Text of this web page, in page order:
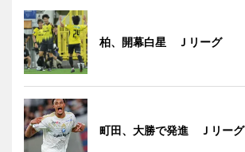
柏、開幕白星 Ｊリーグ
町田、大勝で発進 Ｊリーグ